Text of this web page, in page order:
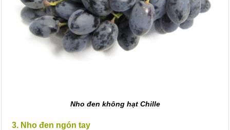
Nho đen không hạt Chille
3. Nho đen ngón tay